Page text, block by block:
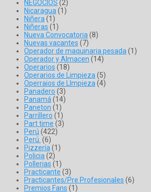
NEGOCIOS (2)
Nicaragua(1)
Niñera(1)
Niñeras (1)
Nueva Convocatoria(8)
Nuevas vacantes (7)
Operador de maquinaria pesada(1)
Operador y Almacen (14)
Operarios (18)
Operarios de Limpieza(5)
Operraios de LImpieza(4)
Panadero (3)
Panamá(14)
Paneton (1)
Parrillero (1)
Part time (3)
Perú (422)
Perú. (6)
Pizzería(1)
Policia(2)
Pollerias (1)
Practicante (3)
Practicantes/Pre Profesionales (6)
Premios Fans (1)